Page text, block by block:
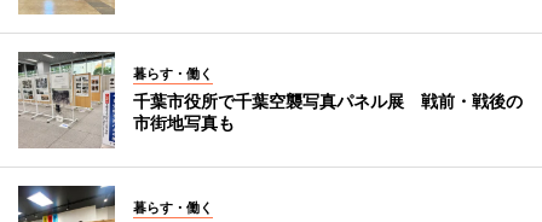
暮らす・働く
千葉市役所で千葉空襲写真パネル展 戦前・戦後の
市街地写真も
暮らす・働く